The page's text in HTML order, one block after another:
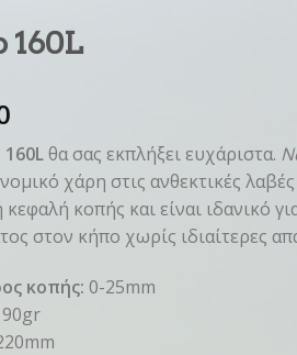
160L
160Lθα σας εκπλήξει ευχάριστα.
χάρη στις ανθεκτικές
κοπής και είναι ιδανικό
στον κήπο χωρίς ιδιαίτερες
κοπής: 0-25mm